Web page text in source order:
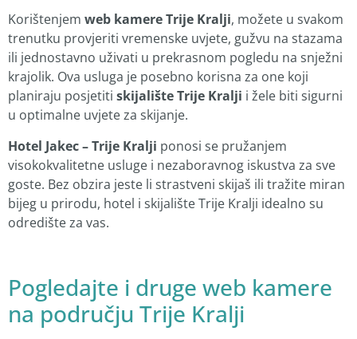
Korištenjem web kamere Trije Kralji, možete u svakom
trenutku provjeriti vremenske uvjete, gužvu na stazama
ili jednostavno uživati u prekrasnom pogledu na snježni
krajolik. Ova usluga je posebno korisna za one koji
planiraju posjetiti skijalište Trije Kralji i žele biti sigurni
u optimalne uvjete za skijanje.
Hotel Jakec – Trije Kralji ponosi se pružanjem
visokokvalitetne usluge i nezaboravnog iskustva za sve
goste. Bez obzira jeste li strastveni skijaš ili tražite miran
bijeg u prirodu, hotel i skijalište Trije Kralji idealno su
odredište za vas.
Pogledajte i druge web kamere
na području Trije Kralji